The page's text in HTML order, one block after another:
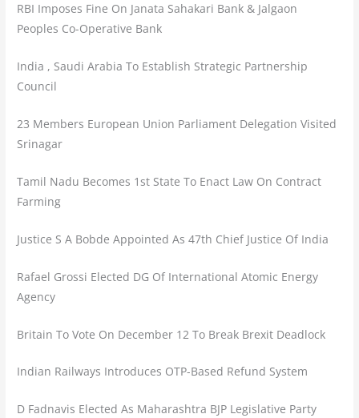
RBI Imposes Fine On Janata Sahakari Bank & Jalgaon
Peoples Co-Operative Bank
India , Saudi Arabia To Establish Strategic Partnership
Council
23 Members European Union Parliament Delegation Visited
Srinagar
Tamil Nadu Becomes 1st State To Enact Law On Contract
Farming
Justice S A Bobde Appointed As 47th Chief Justice Of India
Rafael Grossi Elected DG Of International Atomic Energy
Agency
Britain To Vote On December 12 To Break Brexit Deadlock
Indian Railways Introduces OTP-Based Refund System
D Fadnavis Elected As Maharashtra BJP Legislative Party